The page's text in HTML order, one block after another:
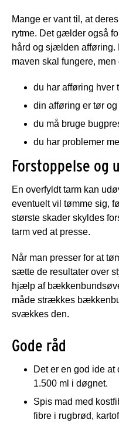
Mange er vant til, at
rytme. Det gælder også
hård og sjælden afføring.
maven skal fungere,
du har afføring
din afføring er tør
du må bruge
du har problemer
Forstoppelse og
En overfyldt tarm kan
eventuelt vil tømme sig,
største skader skyldes
tarm ved at presse.
Når man presser for at
sætte de resultater over
hjælp af
måde strækkes
svækkes den.
Gode råd
Det er en god ide at
1.500 ml i døgnet.
Spis mad med
fibre i rugbrød,